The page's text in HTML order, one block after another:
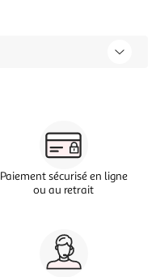
Paiement sécurisé en ligne
ou au retrait